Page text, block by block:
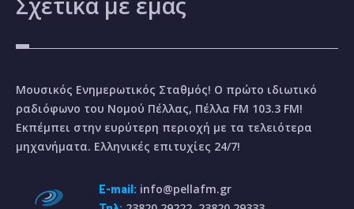
Μουσικός Ενημερωτικός Σταθμός! Ο πρώτο ιδιωτικό
ραδιόφωνο του Νομού Πέλλας, Πέλλα FM 103.3 FM!
Εκπέμπει στην ευρύτερη περιοχή με τα τελειότερα
μηχανήματα. Ελληνικές επιτυχίες 24/7!
E-mail: info@pellafm.gr